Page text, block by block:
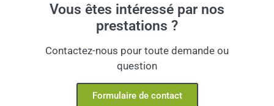
Vous êtes intéressé par nos
prestations ?
Contactez-nous pour toute demande ou
question
Formulaire de contact